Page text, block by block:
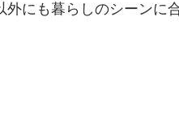
にも暮らしのシーンに